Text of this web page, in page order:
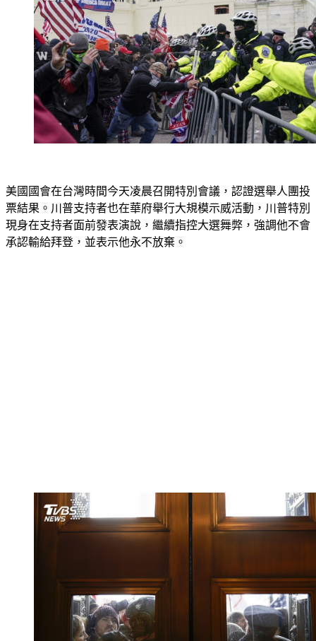
美國國會在台灣時間今天凌晨召開特別會議，認證選舉人團投
票結果。川普支持者也在華府舉行大規模示威活動，川普特別
現身在支持者面前發表演說，繼續指控大選舞弊，強調他不會